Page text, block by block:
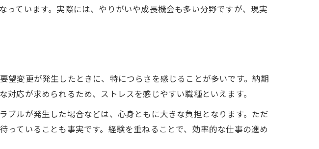
ています。実際には、やりがいや成長機会も多い分野ですが、現実
変更が発生したときに、特につらさを感じることが多いです。納期
応が求められるため、ストレスを感じやすい職種といえます。
ルが発生した場合などは、心身ともに大きな負担となります。ただ
ていることも事実です。経験を重ねることで、効率的な仕事の進め